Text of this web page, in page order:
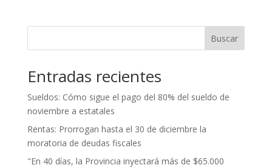
Buscar
Entradas recientes
Sueldos: Cómo sigue el pago del 80% del sueldo de
noviembre a estatales
Rentas: Prorrogan hasta el 30 de diciembre la
moratoria de deudas fiscales
"En 40 días, la Provincia inyectará más de $65.000